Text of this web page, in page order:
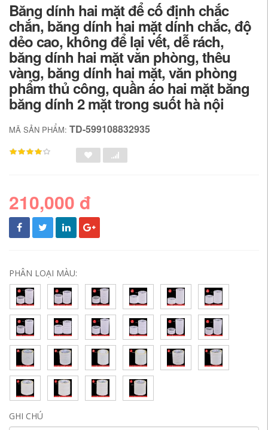
Băng dính hai mặt để cố định chắc
chắn, băng dính hai mặt dính chắc, độ
dẻo cao, không để lại vết, dễ rách,
băng dính hai mặt văn phòng, thêu
vàng, băng dính hai mặt, văn phòng
phẩm thủ công, quần áo hai mặt băng
băng dính 2 mặt trong suốt hà nội
MÃ SẢN PHẨM: TD-599108832935
210,000 đ
PHÂN LOẠI MÀU:
GHI CHÚ